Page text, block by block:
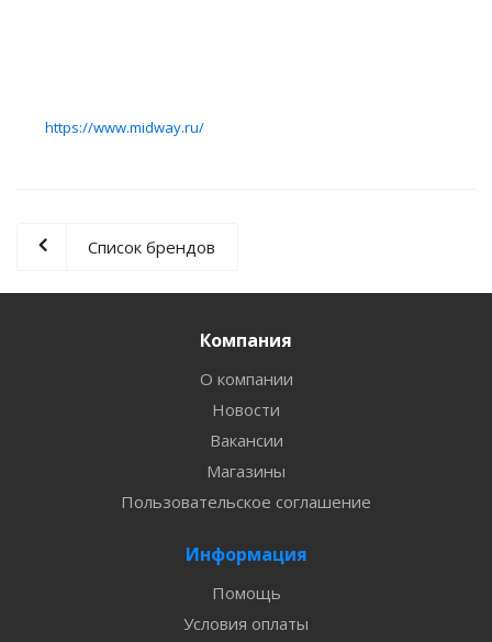
https://www.midway.ru/
Список брендов
Компания
О компании
Новости
Вакансии
Магазины
Пользовательское соглашение
Информация
Помощь
Условия оплаты